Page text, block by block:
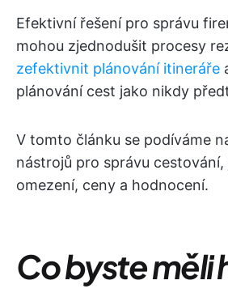
Efektivní řešení pro správu
mohou zjednodušit procesy
zefektivnit plánování itineráře
plánování cest jako nikdy
V tomto článku se podíváme
nástrojů pro správu
omezení, ceny a hodnocení.
Co byste měli